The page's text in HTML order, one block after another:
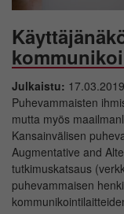
Julkaistu: 17.03.2019
Puhevammaisten
mutta myös
Kansainvälisen
Augmentative and
tutkimuskatsaus
puhevammaisen